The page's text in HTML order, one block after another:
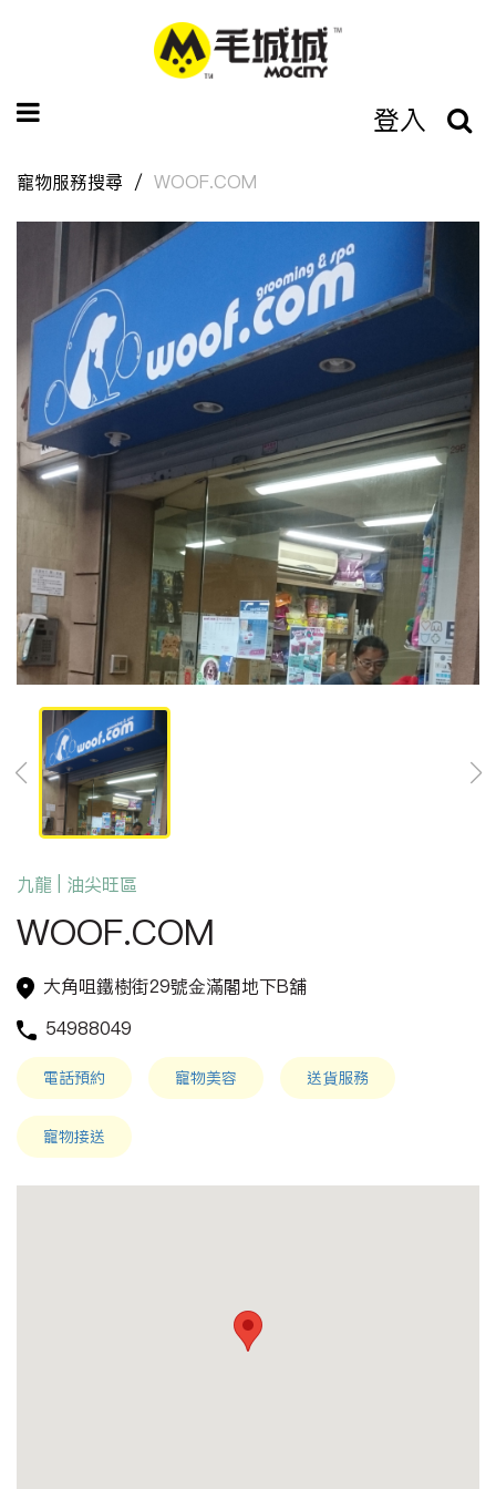
登入
寵物服務搜尋 WOOF.COM
九龍 | 油尖旺區
WOOF.COM
大角咀鐵樹街29號金滿閣地下B舖
54988049
電話預約 寵物美容 送貨服務
寵物接送